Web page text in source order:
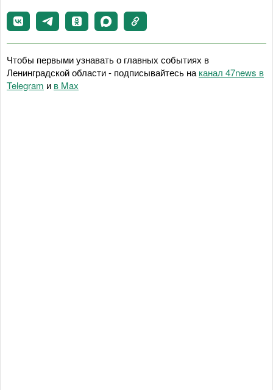
Чтобы первыми узнавать о главных событиях в
Ленинградской области - подписывайтесь на канал 47news в
Telegram и в Maх